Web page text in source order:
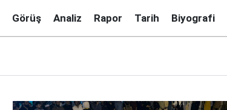
Görüş Analiz Rapor Tarih Biyografi